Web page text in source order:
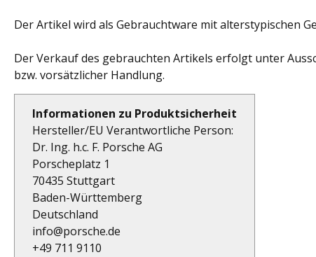
Der Artikel wird als Gebrauchtware mit alterstypischen
Der Verkauf des gebrauchten Artikels erfolgt unter
bzw. vorsätzlicher Handlung.
Informationen zu Produktsicherheit
Hersteller/EU Verantwortliche Person:
Dr. Ing. h.c. F. Porsche AG
Porscheplatz 1
70435 Stuttgart
Baden-Württemberg
Deutschland
info@porsche.de
+49 711 9110